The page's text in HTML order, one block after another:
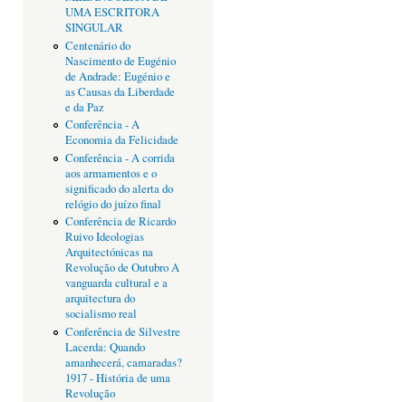
UMA ESCRITORA
SINGULAR
Centenário do
Nascimento de Eugénio
de Andrade: Eugénio e
as Causas da Liberdade
e da Paz
Conferência - A
Economia da Felicidade
Conferência - A corrida
aos armamentos e o
significado do alerta do
relógio do juízo final
Conferência de Ricardo
Ruivo Ideologias
Arquitectónicas na
Revolução de Outubro A
vanguarda cultural e a
arquitectura do
socialismo real
Conferência de Silvestre
Lacerda: Quando
amanhecerá, camaradas?
1917 - História de uma
Revolução